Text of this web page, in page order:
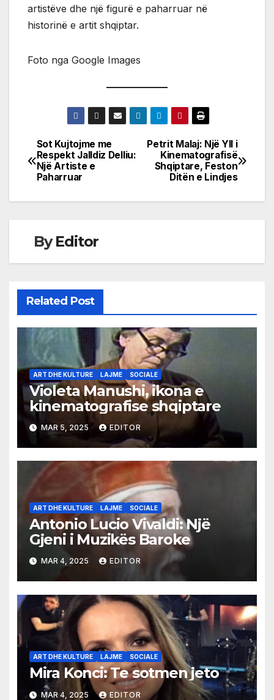
artistëve dhe një figurë e paharruar në
historinë e artit shqiptar.
Foto nga Google Images
Post
navigation
Petrit Malaj: Një Yll i
Kinematografisë
Shqiptare, Feston
Ditën e Lindjes
Sot Kujtojme me
Respekt Jalldiz Delliu:
Një Artiste e
Paharruar
ByEditor
Related Post
ART DHE KULTURE LAJME SOCIALE
Violeta Manushi, ikona e
kinematografise shqiptare
MAR 5, 2025 EDITOR
ART DHE KULTURE LAJME SOCIALE
Antonio Lucio Vivaldi: Një
Gjeni i Muzikës Baroke
MAR 4, 2025 EDITOR
ART DHE KULTURE LAJME SOCIALE
Mira Konci: Te sotmen jeto
MAR 4, 2025 EDITOR